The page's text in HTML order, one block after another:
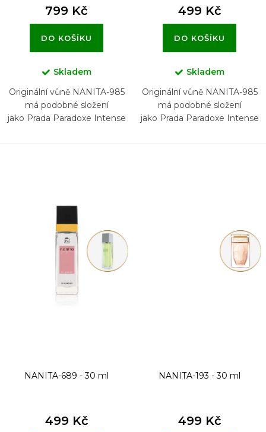
799 Kč
DO KOŠÍKU
Skladem
Originální vůně NANITA-985
má podobné složení
jako Prada Paradoxe Intense
499 Kč
DO KOŠÍKU
Skladem
Originální vůně NANITA-985
má podobné složení
jako Prada Paradoxe Intense
NANITA-689 - 30 ml
499 Kč
NANITA-193 - 30 ml
499 Kč